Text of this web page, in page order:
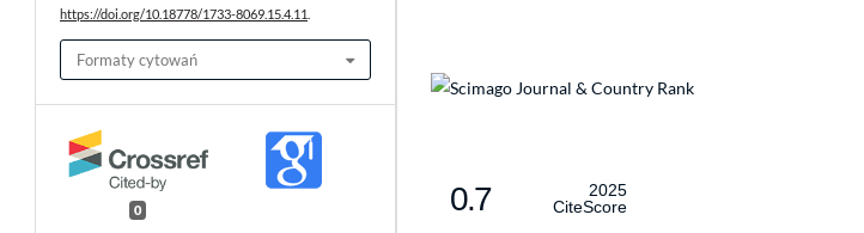
https://doi.org/10.18778/1733-8069.15.4.11.
Formaty cytowań
0 0.7
2025
CiteScore